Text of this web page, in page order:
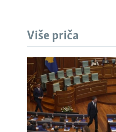
Više priča